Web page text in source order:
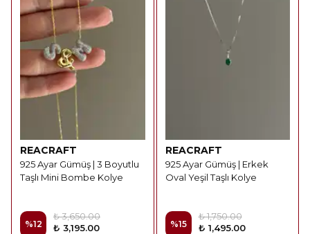
REACRAFT
925 Ayar Gümüş | 3 Boyutlu
Taşlı Mini Bombe Kolye
%12
₺ 3,650.00
₺ 3,195.00
REACRAFT
925 Ayar Gümüş | Erkek
Oval Yeşil Taşlı Kolye
%15
₺ 1,750.00
₺ 1,495.00